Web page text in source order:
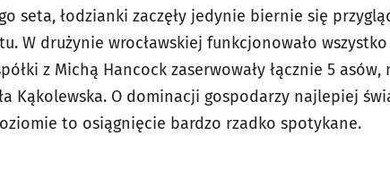
seta, łodzianki zaczęły jedynie biernie się
W drużynie wrocławskiej funkcjonowało
z Michą Hancock zaserwowały łącznie 5
Kąkolewska. O dominacji gospodarzy najlepiej
to osiągnięcie bardzo rzadko spotykane.